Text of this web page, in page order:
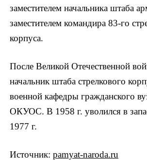
заместителем начальника штаба
заместителем командира 83-го
корпуса.
После Великой Отечественной
начальник штаба стрелкового
военной кафедры гражданского
ОКУОС. В 1958 г. уволился в
1977 г.
Источник: pamyat-naroda.ru